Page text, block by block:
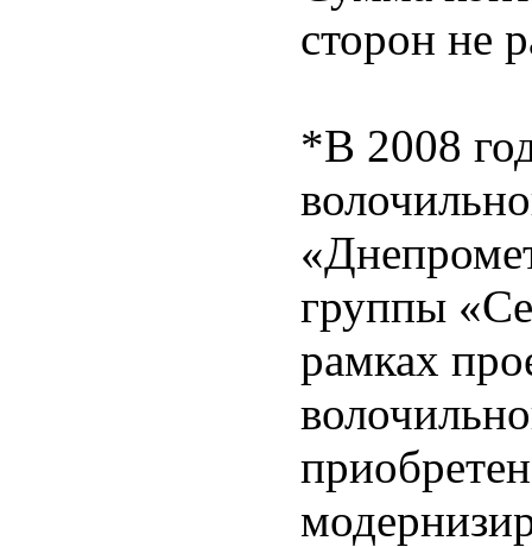
сторон не
*В 2008
группы
рамках